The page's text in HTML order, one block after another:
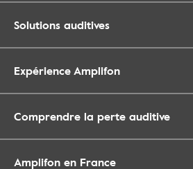
Solutions auditives
Expérience Amplifon
Comprendre la perte auditive
Amplifon en France